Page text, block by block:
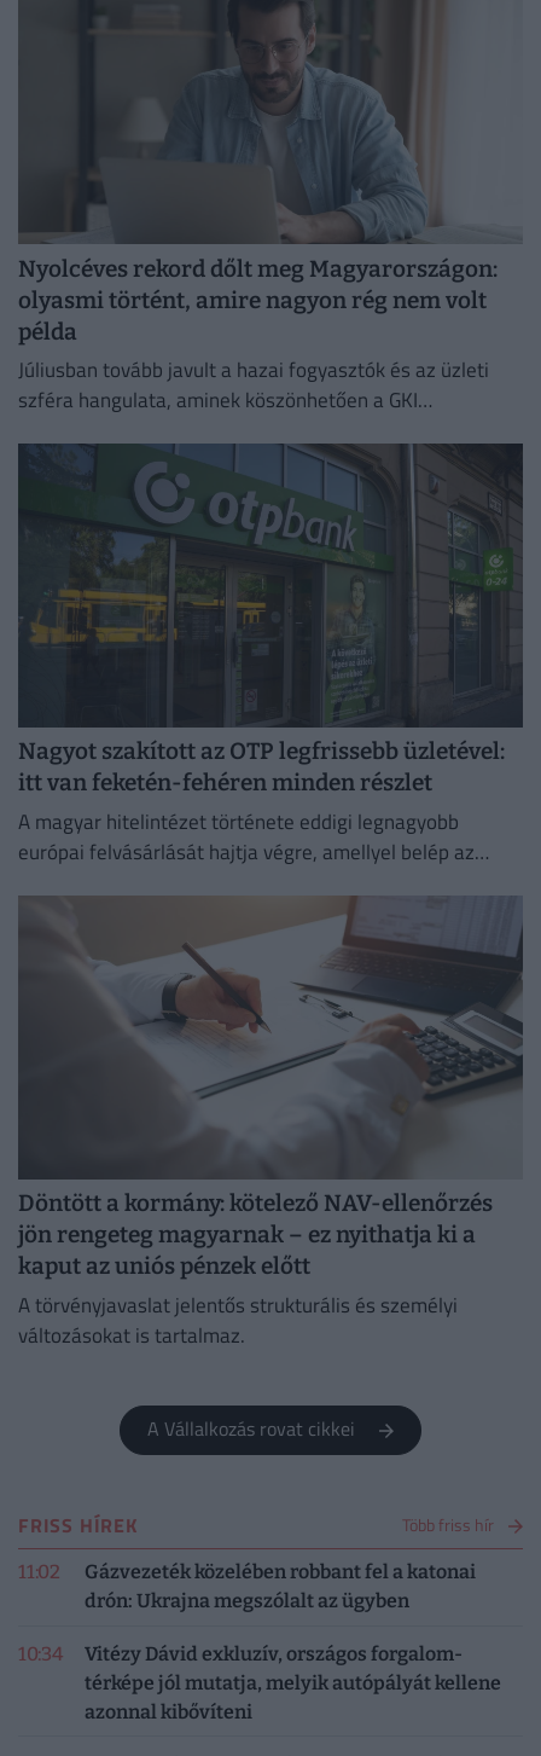
Nyolcéves rekord dőlt meg Magyarországon:
olyasmi történt, amire nagyon rég nem volt
példa
Júliusban tovább javult a hazai fogyasztók és az üzleti
szféra hangulata, aminek köszönhetően a GKI
Nagyot szakított az OTP legfrissebb üzletével:
itt van feketén-fehéren minden részlet
A magyar hitelintézet története eddigi legnagyobb
európai felvásárlását hajtja végre, amellyel belép az
Döntött a kormány: kötelező NAV-ellenőrzés
jön rengeteg magyarnak – ez nyithatja ki a
kaput az uniós pénzek előtt
A törvényjavaslat jelentős strukturális és személyi
változásokat is tartalmaz.
A Vállalkozás rovat cikkei
FRISS HÍREK Több friss hír
11:02
Gázvezeték közelében robbant fel a katonai
drón: Ukrajna megszólalt az ügyben
10:34
Vitézy Dávid exkluzív, országos forgalom-
térképe jól mutatja, melyik autópályát kellene
azonnal kibővíteni